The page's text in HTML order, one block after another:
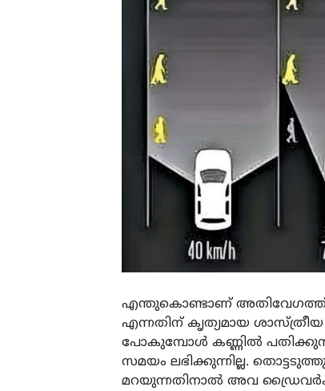
എന്തുകൊണ്ടാണ്
എന്നതിന് കൃത്യമായ
പോകുമ്പോൾ കണ്ണിൽ
സമയം ലഭിക്കുന്നില്ല.
മറയുന്നതിനാൽ അവ ഡ്രൈവർക്ക്